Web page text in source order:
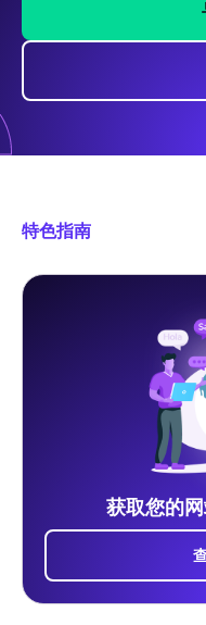
特色指南
获取您的